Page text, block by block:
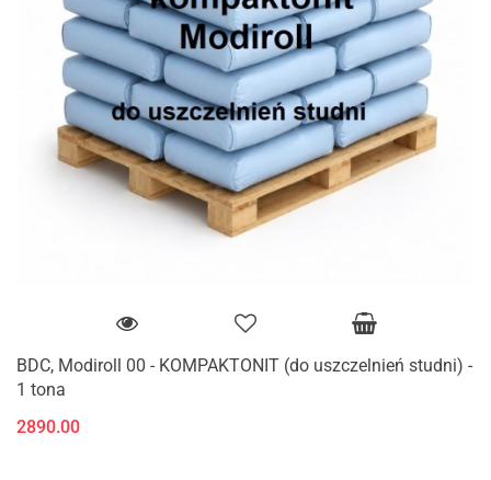
BDC, Modiroll 00 - KOMPAKTONIT (do uszczelnień studni) -
1 tona
2890.00